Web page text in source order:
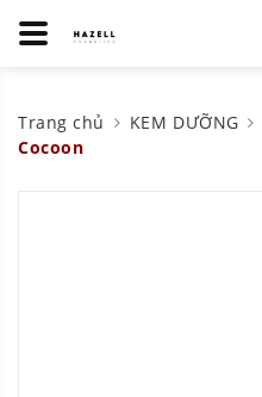
Trang chủ KEM DƯỠNG
Cocoon